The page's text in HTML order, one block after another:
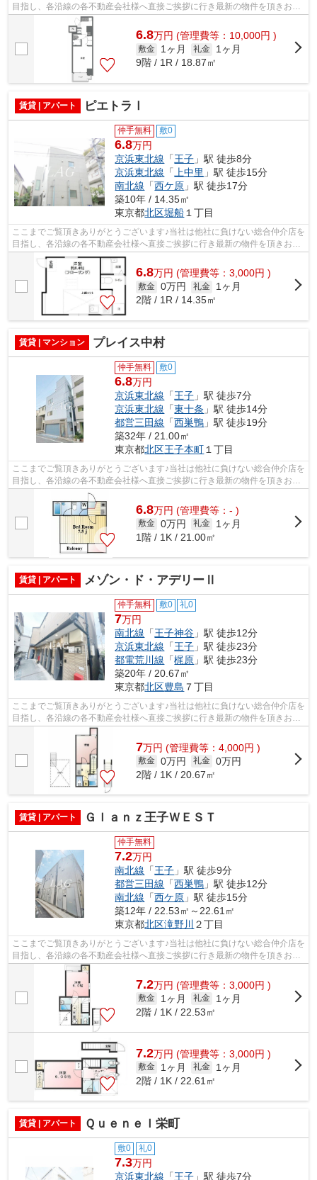
目指し、各沿線の各不動産会社様へ直接ご挨拶に行き最新の物件を頂きお客
様へ提供しております！最新の情報は...
6.8万円 (管理費等：10,000円 )
敷金 1ヶ月 礼金
1ヶ月
9階 / 1R / 18.87㎡
賃貸 | アパート ピエトラⅠ
仲手無料 敷0
6.8万円
京浜東北線 「王子 」駅 徒歩8分
京浜東北線 「 上中里 」駅 徒歩15分
南北線 「西ケ原 」駅 徒歩17分
築10年 / 14.35㎡
東京都北区堀船 １丁目
ここまでご覧頂きありがとうございます♪当社は他社に負けない総合仲介店を
目指し、各沿線の各不動産会社様へ直接ご挨拶に行き最新の物件を頂きお客
様へ提供しております！最新の情報は...
6.8万円 (管理費等：3,000円 )
敷金 0万円 礼金
1ヶ月
2階 / 1R / 14.35㎡
賃貸 | マンション プレイス中村
仲手無料 敷0
6.8万円
京浜東北線 「王子 」駅 徒歩7分
京浜東北線 「東十条 」駅 徒歩14分
都営三田線 「西巣鴨 」駅 徒歩19分
築32年 / 21.00㎡
東京都北区王子本町１丁目
ここまでご覧頂きありがとうございます♪当社は他社に負けない総合仲介店を
目指し、各沿線の各不動産会社様へ直接ご挨拶に行き最新の物件を頂きお客
様へ提供しております！最新の情報は...
6.8万円 (管理費等：- )
敷金 0万円 礼金
1ヶ月
1階 / 1K / 21.00㎡
賃貸 | アパート メゾン・ド・アデリーⅡ
仲手無料 敷0 礼0
7万円
南北線 「王子神谷 」駅 徒歩12分
京浜東北線 「王子 」駅 徒歩23分
都電荒川線 「梶原 」駅 徒歩23分
築20年 / 20.67㎡
東京都北区豊島 ７丁目
ここまでご覧頂きありがとうございます♪当社は他社に負けない総合仲介店を
目指し、各沿線の各不動産会社様へ直接ご挨拶に行き最新の物件を頂きお客
様へ提供しております！最新の情報は...
7万円 (管理費等：4,000円 )
敷金 0万円 礼金 0万円
2階 / 1K / 20.67㎡
賃貸 | アパート Ｇｌａｎｚ王子ＷＥＳＴ
仲手無料
7.2万円
南北線 「王子 」駅 徒歩9分
都営三田線 「西巣鴨 」駅 徒歩12分
南北線 「西ケ原 」駅 徒歩15分
築12年 / 22.53㎡～22.61㎡
東京都北区滝野川 ２丁目
ここまでご覧頂きありがとうございます♪当社は他社に負けない総合仲介店を
目指し、各沿線の各不動産会社様へ直接ご挨拶に行き最新の物件を頂きお客
様へ提供しております！最新の情報は...
7.2万円 (管理費等：3,000円 )
敷金 1ヶ月 礼金
1ヶ月
2階 / 1K / 22.53㎡
7.2万円 (管理費等：3,000円 )
敷金 1ヶ月 礼金
1ヶ月
2階 / 1K / 22.61㎡
賃貸 | アパート Ｑｕｅｎｅｌ栄町
敷0 礼0
7.3万円
京浜東北線 「王子 」駅 徒歩7分